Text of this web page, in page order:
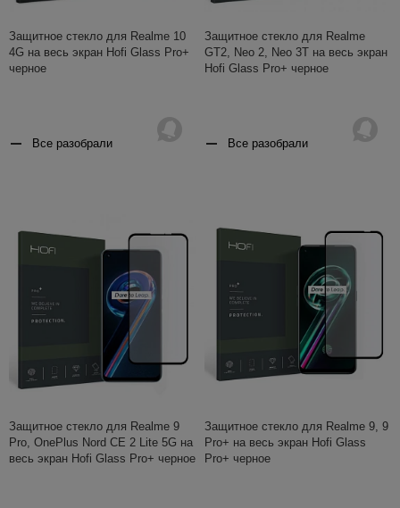
Защитное стекло для Realme 10
4G на весь экран Hofi Glass Pro+
черное
Все разобрали
Защитное стекло для Realme
GT2, Neo 2, Neo 3T на весь экран
Hofi Glass Pro+ черное
Все разобрали
Защитное стекло для Realme 9
Pro, OnePlus Nord CE 2 Lite 5G на
весь экран Hofi Glass Pro+ черное
Защитное стекло для Realme 9, 9
Pro+ на весь экран Hofi Glass
Pro+ черное